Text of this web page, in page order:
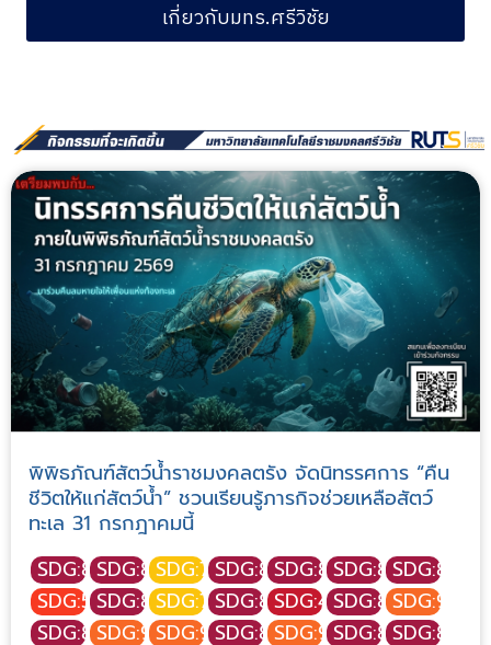
เกี่ยวกับมทร.ศรีวิชัย
พิพิธภัณฑ์สัตว์น้ำราชมงคลตรัง จัดนิทรรศการ “คืน
ชีวิตให้แก่สัตว์น้ำ” ชวนเรียนรู้ภารกิจช่วยเหลือสัตว์
ทะเล 31 กรกฎาคมนี้
SDG:8SDG:8SDG:7SDG:8SDG:8SDG:8SDG:8
SDG:5SDG:8SDG:7SDG:8SDG:4SDG:8SDG:9
SDG:8SDG:9SDG:9SDG:8SDG:9SDG:8SDG:8